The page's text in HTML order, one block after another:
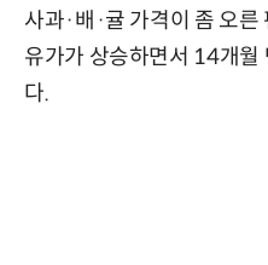
사과·배·귤 가격이 좀 오른
유가가 상승하면서 14개월
다.